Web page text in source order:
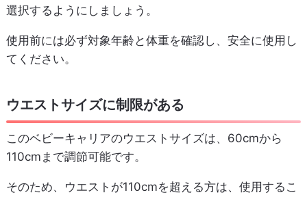
選択するようにしましょう。
使用前には必ず対象年齢と体重を確認し、安全に使用し
てください。
ウエストサイズに制限がある
このベビーキャリアのウエストサイズは、60cmから
110cmまで調節可能です。
そのため、ウエストが110cmを超える方は、使用するこ